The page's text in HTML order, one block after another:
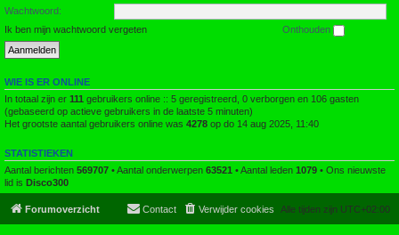
Wachtwoord:
Ik ben mijn wachtwoord vergeten
Onthouden
WIE IS ER ONLINE
In totaal zijn er 111 gebruikers online :: 5 geregistreerd, 0 verborgen en 106 gasten
(gebaseerd op actieve gebruikers in de laatste 5 minuten)
Het grootste aantal gebruikers online was 4278 op do 14 aug 2025, 11:40
STATISTIEKEN
Aantal berichten 569707 • Aantal onderwerpen 63521 • Aantal leden 1079 • Ons nieuwste
lid is Disco300
Forumoverzicht Alle tijden zijn UTC+02:00
Verwijder cookies
Contact